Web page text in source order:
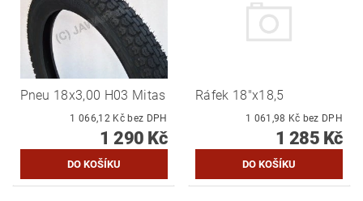
Pneu 18x3,00 H03 Mitas
1 066,12 Kč bez DPH
1 290 Kč
Ráfek 18"x18,5
1 061,98 Kč bez DPH
1 285 Kč